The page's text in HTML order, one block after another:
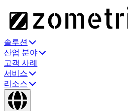
솔루션
산업 분야
고객 사례
서비스
리소스